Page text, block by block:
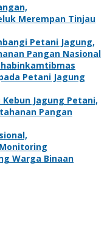
Merempan Tinjau
Petani Jagung,
Pangan Nasional
Petani Jagung
Jagung Petani,
Pangan
Warga Binaan